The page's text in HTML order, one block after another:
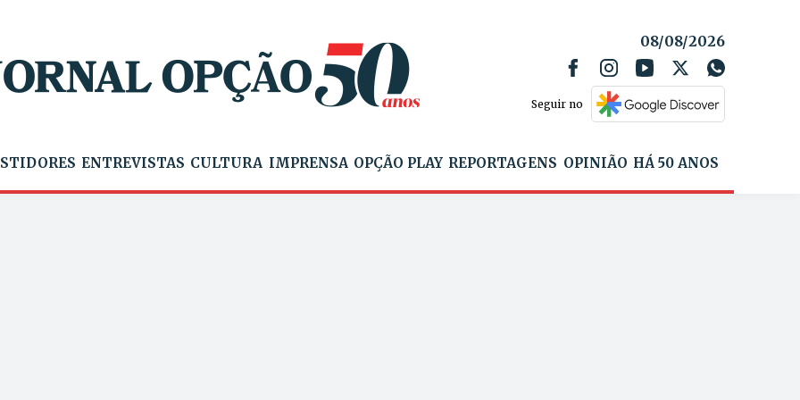
08/08/2026
Seguir no
ENTREVISTAS CULTURA IMPRENSA OPÇÃO PLAY REPORTAGENS OPINIÃO HÁ 50 ANOS